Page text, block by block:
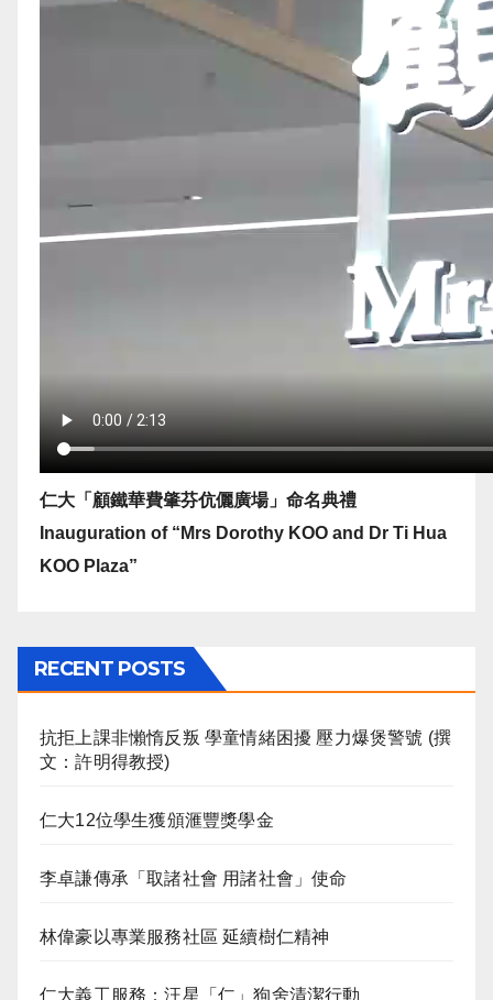
仁大「顧鐵華費肇芬伉儷廣場」命名典禮
Inauguration of “Mrs Dorothy KOO and Dr Ti Hua
KOO Plaza”
RECENT POSTS
抗拒上課非懶惰反叛 學童情緒困擾 壓力爆煲警號 (撰
文：許明得教授)
仁大12位學生獲頒滙豐獎學金
李卓謙傳承「取諸社會 用諸社會」使命
林偉豪以專業服務社區 延續樹仁精神
仁大義工服務：汪星「仁」狗舍清潔行動